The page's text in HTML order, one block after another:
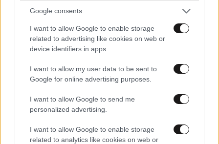
Google consents
I want to allow Google to enable storage
related to advertising like cookies on web or
device identifiers in apps.
I want to allow my user data to be sent to
Google for online advertising purposes.
I want to allow Google to send me
personalized advertising.
I want to allow Google to enable storage
related to analytics like cookies on web or
Παλάτι Marivent: Πώς οι κληρονόμοι του
Ιωάννη Σαριδάκη αφαίρεσαν 1.300 έργα τέχνης